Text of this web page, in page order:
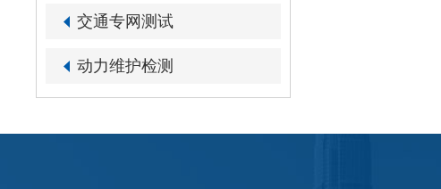
交通专网测试
动力维护检测